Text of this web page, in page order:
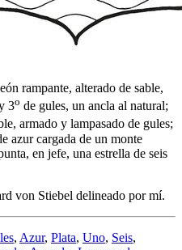
rampante, alterado de sable,
3o de gules, un ancla al natural;
armado y lampasado de gules;
azur cargada de un monte
en jefe, una estrella de seis
von Stiebel delineado por mí.
, Azur, Plata, Uno, Seis,